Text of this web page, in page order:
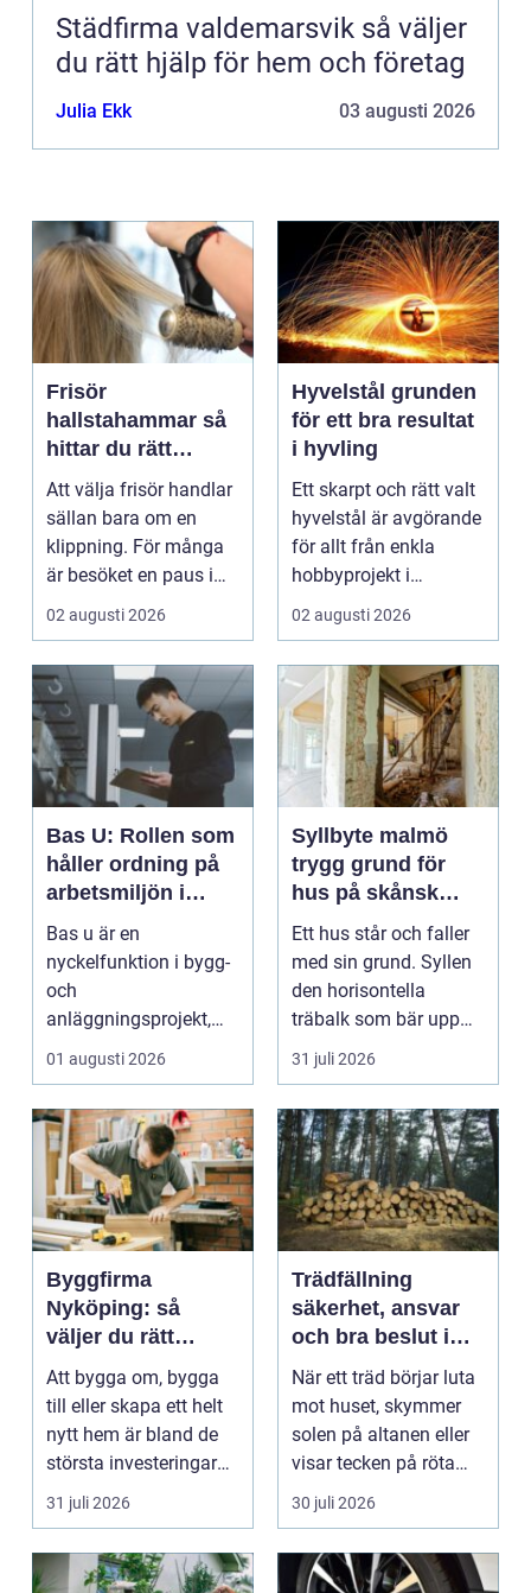
Städfirma valdemarsvik så väljer
du rätt hjälp för hem och företag
Julia Ekk 03 augusti 2026
Frisör
hallstahammar så
hittar du rätt
salong för stil,
kvalitet och känsla
Att välja frisör handlar
sällan bara om en
klippning. För många
är besöket en paus i
vardagen, ett s...
02 augusti 2026
Hyvelstål grunden
för ett bra resultat
i hyvling
Ett skarpt och rätt valt
hyvelstål är avgörande
för allt från enkla
hobbyprojekt i
verkstaden till k...
02 augusti 2026
Bas U: Rollen som
håller ordning på
arbetsmiljön i
byggprojekt
Bas u är en
nyckelfunktion i bygg-
och
anläggningsprojekt,
med ansvar för att
arbetsm...
01 augusti 2026
Syllbyte malmö
trygg grund för
hus på skånsk
mark
Ett hus står och faller
med sin grund. Syllen
den horisontella
träbalk som bär upp
väggarna mot pla...
31 juli 2026
Byggfirma
Nyköping: så
väljer du rätt
partner för ditt
projekt
Att bygga om, bygga
till eller skapa ett helt
nytt hem är bland de
största investeringar
m...
31 juli 2026
Trädfällning
säkerhet, ansvar
och bra beslut i
trädgården
När ett träd börjar luta
mot huset, skymmer
solen på altanen eller
visar tecken på röta
uppstår ofta...
30 juli 2026